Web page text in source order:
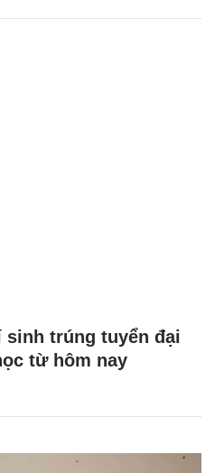
sinh trúng tuyển đại
từ hôm nay